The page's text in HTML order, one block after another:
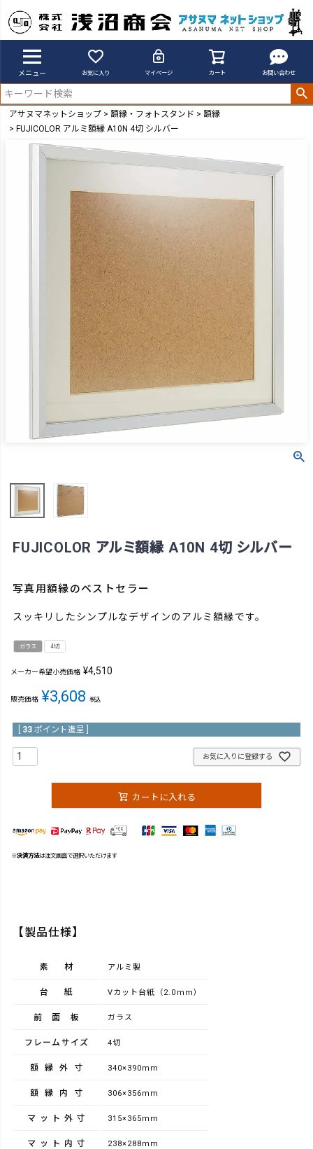
メニュー お気に入り マイページ カート お問い合わせ
アサヌマネットショップ 額縁・フォトスタンド
額縁
FUJICOLOR アルミ額縁 A10N 4切 シルバー
FUJICOLOR アルミ額縁 A10N 4切 シルバー
写真用額縁のベストセラー
スッキリしたシンプルなデザインのアルミ額縁です。
ガラス 4切
メーカー希望小売価格 ¥4,510
販売価格 ¥3,608 税込
33 ポイント進呈 ]
お気に入りに登録する
カートに入れる
※決済方法は注文画面で選択いただけます
【製品仕様】
素材 アルミ製
台紙 Vカット台紙（2.0mm）
前面板 ガラス
フレームサイズ 4切
額縁外寸 340×390mm
額縁内寸 306×356mm
マット外寸 315×365mm
マット内寸 238×288mm